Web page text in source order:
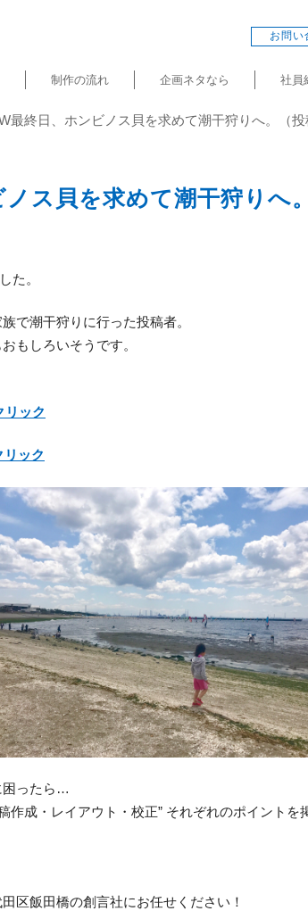
お問い
制作の流れ 企画ネタなら 社員
最終日、ホンビノス貝を求めて潮干狩りへ。（投
ス貝を求めて潮干狩りへ
た。
で潮干狩りに行った投稿者。
もしろいそうです。
リック
リック
困ったら…
作成・レイアウト・校正” それぞれのポイントを
区飯田橋の創言社にお任せください！